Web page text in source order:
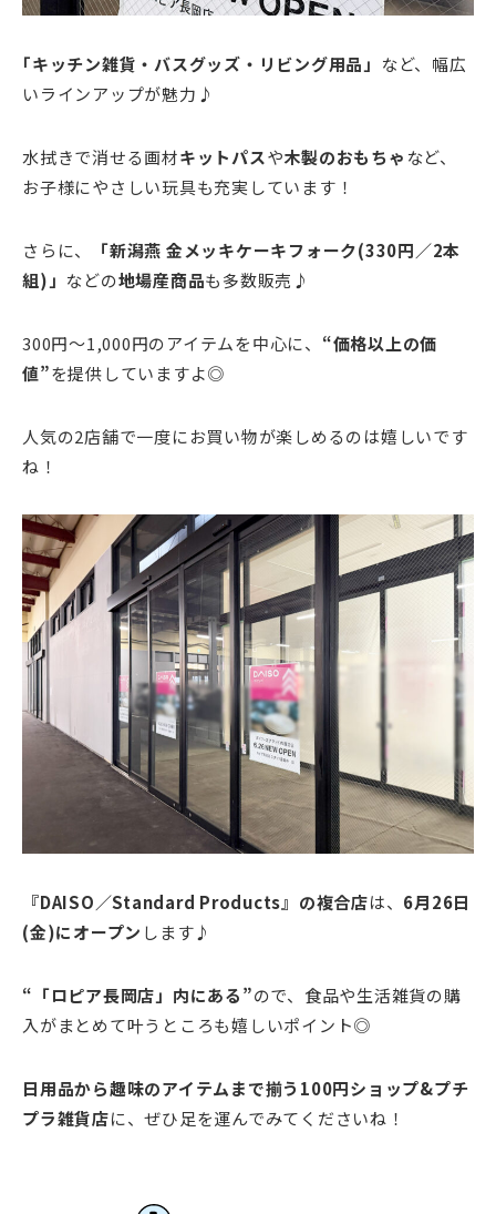
｢キッチン雑貨・バスグッズ・リビング用品」 など、幅広
いラインアップが魅力♪
水拭きで消せる画材キットパスや木製のおもちゃ など、
お子様にやさしい玩具も充実しています！
さらに、
「新潟燕 金メッキケーキフォーク(330円／2本
組)」 などの地場産商品も多数販売♪
300円〜1,000円のアイテムを中心に、 “価格以上の価
値”を提供していますよ◎
人気の2店舗で一度にお買い物が楽しめるのは嬉しいです
ね！
『DAISO／Standard Products』の複合店は、 6月26日
(金)にオープン します♪
“「ロピア長岡店」内にある”ので、食品や生活雑貨の購
入がまとめて叶うところも嬉しいポイント◎
日用品から趣味のアイテムまで揃う100円ショップ&プチ
プラ雑貨店に、ぜひ足を運んでみてくださいね！